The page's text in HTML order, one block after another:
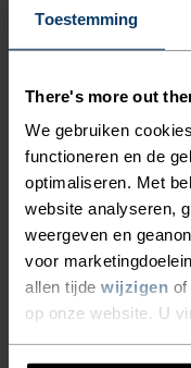
Toestemming
There's more out
We gebruiken
functioneren en de
optimaliseren. Met
website analyseren,
weergeven en
voor
allen tijde wijzigen of
op onze website. U
Speciaal gemaakt
ACTIVITEITSNIVEAU
SOORT ACTIVITEIT